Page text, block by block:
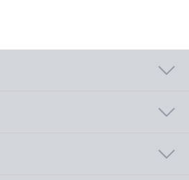
がら働くことができます。